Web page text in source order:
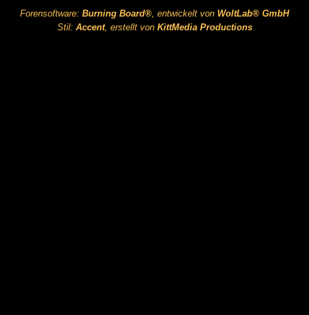
Forensoftware: Burning Board®, entwickelt von WoltLab® GmbH
Stil: Accent, erstellt von KittMedia Productions